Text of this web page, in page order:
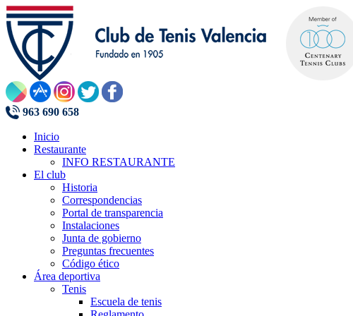
963 690 658
Inicio
Restaurante
INFO RESTAURANTE
El club
Historia
Correspondencias
Portal de transparencia
Instalaciones
Junta de gobierno
Preguntas frecuentes
Código ético
Área deportiva
Tenis
Escuela de tenis